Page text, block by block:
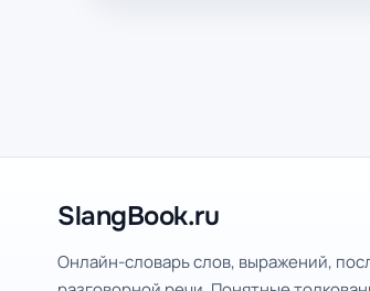
SlangBook.ru
Онлайн-словарь слов, выражений,